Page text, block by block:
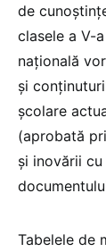
de
clasele a V-
națională
și
școlare
(aprobată
și inovării
Tabelele de